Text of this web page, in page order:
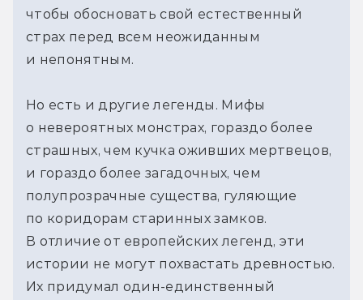
чтобы обосновать свой естественный
страх перед всем неожиданным
и непонятным.
Но есть и другие легенды. Мифы
о невероятных монстрах, гораздо более
страшных, чем кучка оживших мертвецов,
и гораздо более загадочных, чем
полупрозрачные существа, гуляющие
по коридорам старинных замков.
В отличие от европейских легенд, эти
истории не могут похвастать древностью.
Их придумал один-единственный